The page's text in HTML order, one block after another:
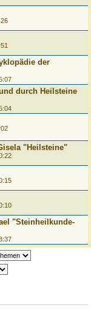
der
durch Heilsteine
"Heilsteine"
"Steinheilkunde-